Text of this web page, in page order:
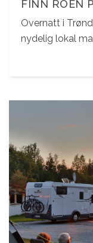
FINN ROEN
Overnatt i
nydelig lokal